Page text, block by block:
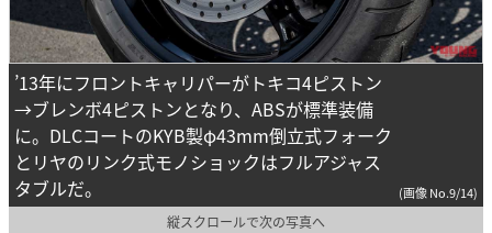
’13年にフロントキャリパーがトキコ4ピストン
→ブレンボ4ピストンとなり、ABSが標準装備
に。DLCコートのKYB製φ43mm倒立式フォーク
とリヤのリンク式モノショックはフルアジャス
タブルだ。
(画像 No.9/14)
縦スクロールで次の写真へ